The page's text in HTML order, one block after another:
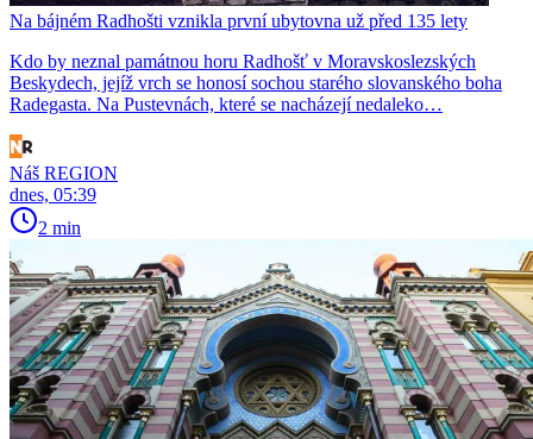
Na bájném Radhošti vznikla první ubytovna už před 135 lety
Kdo by neznal památnou horu Radhošť v Moravskoslezských
Beskydech, jejíž vrch se honosí sochou starého slovanského boha
Radegasta. Na Pustevnách, které se nacházejí nedaleko…
Náš REGION
dnes, 05:39
2 min